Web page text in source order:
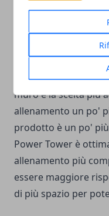
svantaggi, dunque
dalle vostre
trazioni a porta è
avere al contempo
trazione dovunque
muro è la scelta più
allenamento un po'
prodotto è un po'
Power Tower è
allenamento più
essere maggiore
di più spazio per